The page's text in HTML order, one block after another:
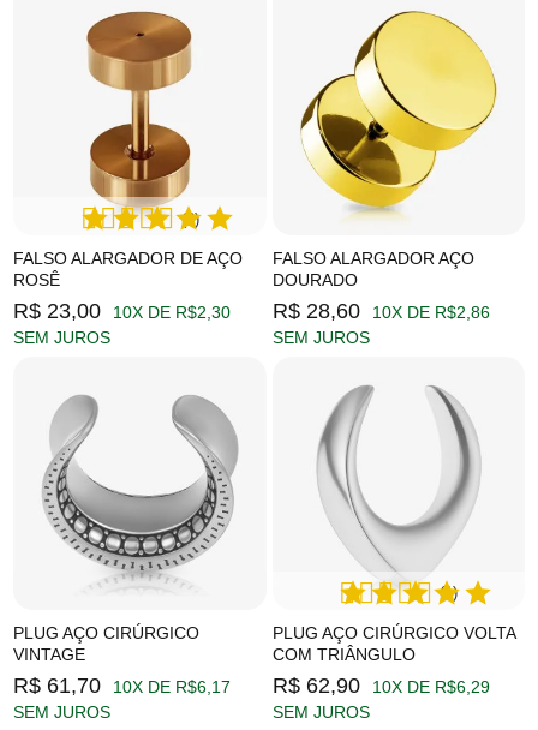
FALSO ALARGADOR DE AÇO
ROSÊ
(2)
R$ 23,00
10X DE R$2,30
SEM JUROS
FALSO ALARGADOR AÇO
DOURADO
R$ 28,60
10X DE R$2,86
SEM JUROS
PLUG AÇO CIRÚRGICO
VINTAGE
R$ 61,70
10X DE R$6,17
SEM JUROS
PLUG AÇO CIRÚRGICO VOLTA
COM TRIÂNGULO
(1)
R$ 62,90
10X DE R$6,29
SEM JUROS